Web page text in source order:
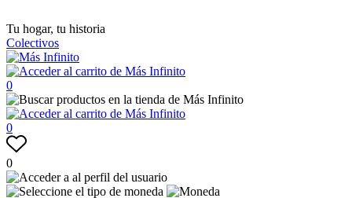
Tu hogar, tu historia
Colectivos
0
0
0